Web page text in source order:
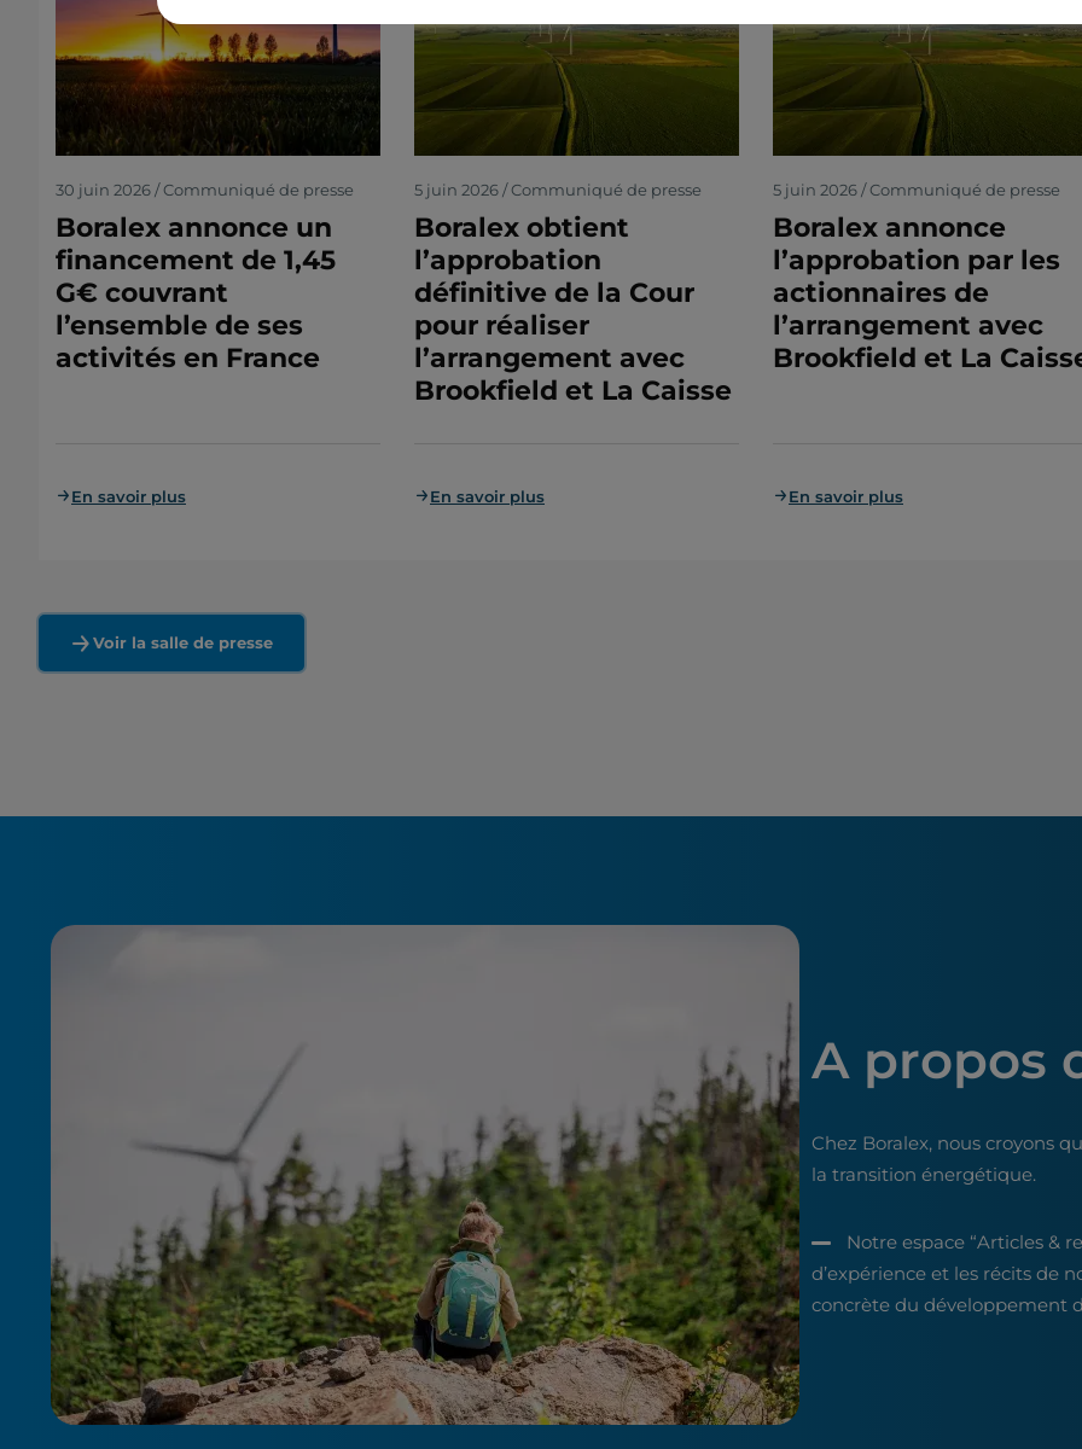
30 juin 2026 / Communiqué de presse
Boralex annonce un
financement de 1,45
G€ couvrant
l’ensemble de ses
activités en France
En savoir plus
5 juin 2026 / Communiqué de presse
Boralex obtient
l’approbation
définitive de la Cour
pour réaliser
l’arrangement avec
Brookfield et La Caisse
En savoir plus
5 juin 2026 / Communiqué de presse
Boralex annonce
l’approbation par les
actionnaires de
l’arrangement avec
Brookfield et La
En savoir plus
Voir la salle de presse
A propos
Chez Boralex, nous croyons
la transition énergétique.
Notre espace “Articles &
d’expérience et les récits de
concrète du développement